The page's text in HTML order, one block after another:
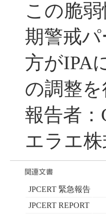
この脆
期警戒
方がIPA
の調整を
報告者
エラエ
JPCERT 緊急報告
JPCERT REPORT